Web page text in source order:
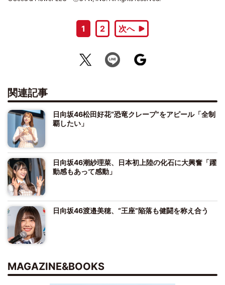
1 2 次へ
関連記事
日向坂46松田好花“恐竜クレープ”をアピール「全制
覇したい」
日向坂46潮紗理菜、日本初上陸の化石に大興奮「躍
動感もあって感動」
日向坂46渡邉美穂、“王座”陥落も健闘を称え合う
MAGAZINE&BOOKS